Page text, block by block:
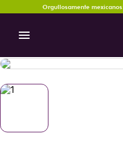
Orgullosamente